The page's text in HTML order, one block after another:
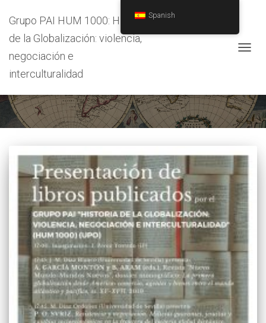
Grupo PAI HUM 1000: Historia
de la Globalización: violencia,
negociación e
interculturalidadpresentación de libro
Spanish